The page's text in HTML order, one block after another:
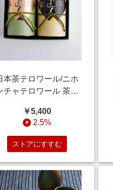
本茶テロワール/ニホ
チャテロワール 茶通
52 お茶・紅茶【三
越伊勢丹/公式】
￥5,400
2.5%
ストアにすすむ